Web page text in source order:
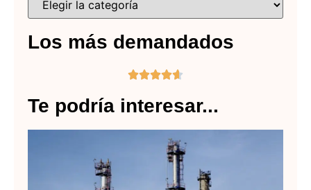
Los más demandados

Te podría interesar...